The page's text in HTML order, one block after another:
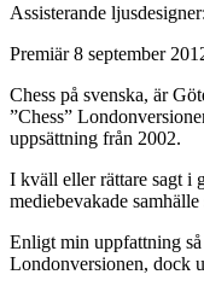
Assisterande
Premiär 8 september
Chess på svenska, är
”Chess”
uppsättning från 2002.
I kväll eller rättare sagt i
mediebevakade
Enligt min uppfattning så
Londonversionen, dock